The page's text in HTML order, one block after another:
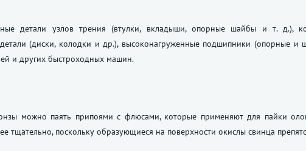
детали узлов трения (втулки, вкладыши, опорные шайбы и т. д.),
(диски, колодки и др.), высоконагруженные подшипники (опорные
и других быстроходных машин.
можно паять припоями с флюсами, которые применяют для пайки
тщательно, поскольку образующиеся на поверхности окислы свинца